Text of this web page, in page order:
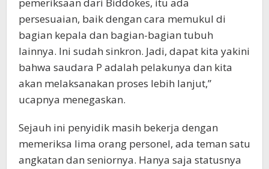
persesuaian, baik dengan cara memukul di
bagian kepala dan bagian-bagian tubuh
lainnya. Ini sudah sinkron. Jadi, dapat kita yakini
bahwa saudara P adalah pelakunya dan kita
akan melaksanakan proses lebih lanjut,”
ucapnya menegaskan.
Sejauh ini penyidik masih bekerja dengan
memeriksa lima orang personel, ada teman satu
angkatan dan seniornya. Hanya saja statusnya